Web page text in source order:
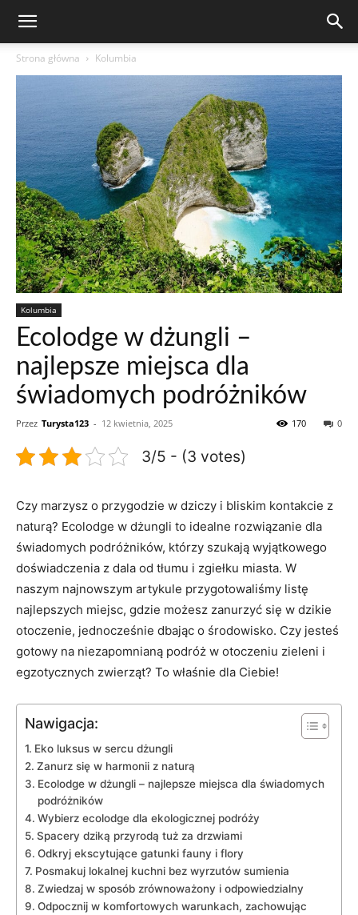
Strona główna Kolumbia
Kolumbia
Ecolodge w dżungli –
najlepsze miejsca dla
świadomych podróżników
Przez Turysta123 - 12 kwietnia, 2025 0
170
3/5 - (3 votes)
Czy marzysz o przygodzie w ‌dziczy i bliskim ⁢kontakcie z
naturą? Ecolodge ‌w dżungli to idealne rozwiązanie dla
świadomych podróżników, którzy szukają wyjątkowego
doświadczenia z dala od tłumu i zgiełku miasta. W
naszym najnowszym artykule przygotowaliśmy ⁤listę
najlepszych miejsc, gdzie możesz zanurzyć⁤ się w ⁢dzikie ​
otoczenie,⁢ jednocześnie ‌dbając o środowisko.⁢ Czy‌ jesteś
‍gotowy na niezapomnianą podróż ‍w otoczeniu zieleni i
egzotycznych zwierząt? To właśnie dla Ciebie!
Nawigacja:
Eko ⁣luksus⁤ w sercu dżungli
Zanurz się w ‌harmonii z ‍naturą
Ecolodge w dżungli⁢ – ⁣najlepsze⁢ miejsca dla świadomych
podróżników
Wybierz ecolodge dla ekologicznej ⁤podróży
Spacery dziką przyrodą tuż ⁢za​ drzwiami
Odkryj ekscytujące‌ gatunki fauny i flory
Posmakuj lokalnej‍ kuchni bez wyrzutów sumienia
Zwiedzaj w sposób zrównoważony i odpowiedzialny
Odpocznij w komfortowych warunkach, zachowując